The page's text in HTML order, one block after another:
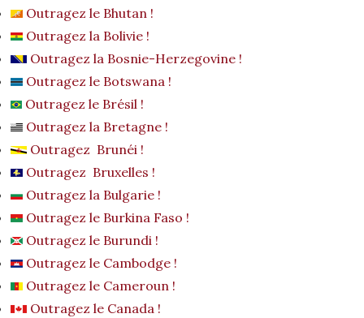
Outragez le Bhutan !
Outragez la Bolivie !
Outragez la Bosnie-Herzegovine !
Outragez le Botswana !
Outragez le Brésil !
Outragez la Bretagne !
Outragez Brunéi !
Outragez Bruxelles !
Outragez la Bulgarie !
Outragez le Burkina Faso !
Outragez le Burundi !
Outragez le Cambodge !
Outragez le Cameroun !
Outragez le Canada !